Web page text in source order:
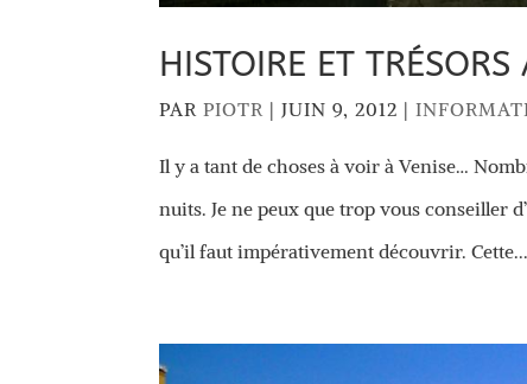
HISTOIRE ET
PARPIOTR |JUIN 9, 2012 |
Il y a tant de choses à voir à Venise…
nuits. Je ne peux que trop vous conseiller
qu’il faut impérativement découvrir. Cette...